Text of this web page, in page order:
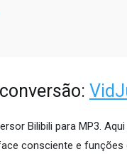
Bilibili para MP3.
consciente e